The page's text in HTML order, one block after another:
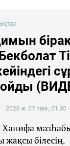
2026 ж. 07 там., 01:30
Ханифа
білесің.